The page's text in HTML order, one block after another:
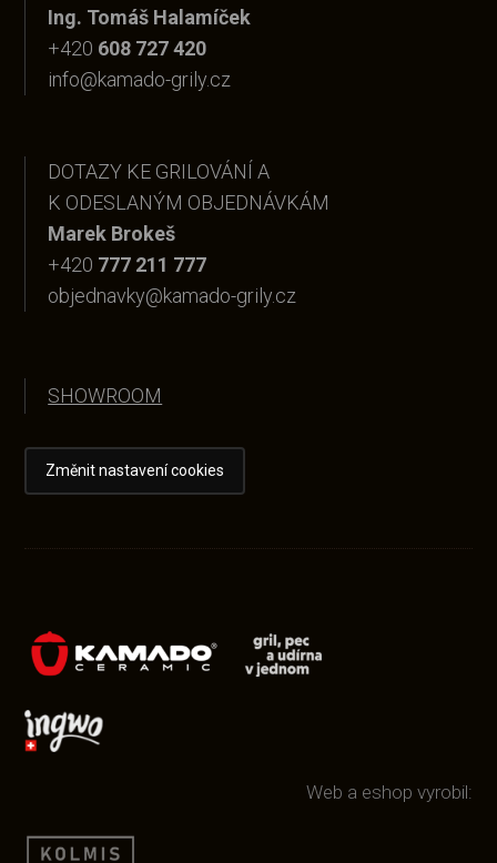
Ing. Tomáš Halamíček
+420 608 727 420
info@kamado-grily.cz
DOTAZY KE GRILOVÁNÍ A
K ODESLANÝM OBJEDNÁVKÁM
Marek Brokeš
+420 777 211 777
objednavky@kamado-grily.cz
SHOWROOM
Změnit nastavení cookies
Web a eshop vyrobil: